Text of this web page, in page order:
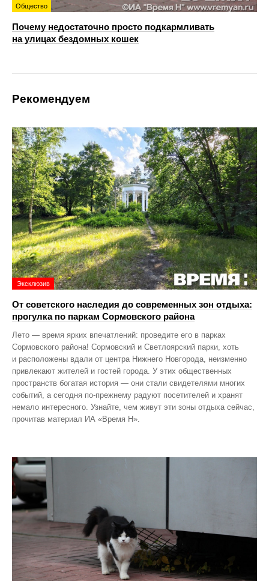
Общество
Почему недостаточно просто подкармливать
на улицах бездомных кошек
Рекомендуем
Эксклюзив
От советского наследия до современных зон отдыха:
прогулка по паркам Сормовского района
Лето — время ярких впечатлений: проведите его в парках
Сормовского района! Сормовский и Светлоярский парки, хоть
и расположены вдали от центра Нижнего Новгорода, неизменно
привлекают жителей и гостей города. У этих общественных
пространств богатая история — они стали свидетелями многих
событий, а сегодня по‑прежнему радуют посетителей и хранят
немало интересного. Узнайте, чем живут эти зоны отдыха сейчас,
прочитав материал ИА «Время Н».